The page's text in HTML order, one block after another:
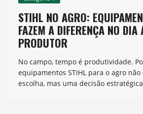
STIHL NO AGRO:
FAZEM A DIFERENÇA NO DIA
PRODUTOR
No campo, tempo é produtividade.
equipamentos STIHL para o agro
escolha, mas uma decisão